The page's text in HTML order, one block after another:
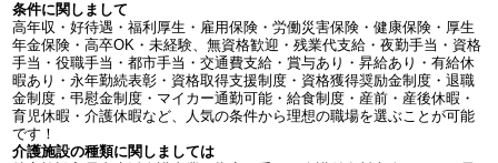
条件に関しまして
高年収・好待遇・福利厚生・雇用保険・労働災害保険・健康保険・厚生
年金保険・高卒OK・未経験、無資格歓迎・残業代支給・夜勤手当・資格
手当・役職手当・都市手当・交通費支給・賞与あり・昇給あり・有給休
暇あり・永年勤続表彰・資格取得支援制度・資格獲得奨励金制度・退職
金制度・弔慰金制度・マイカー通勤可能・給食制度・産前・産後休暇・
育児休暇・介護休暇など、人気の条件から理想の職場を選ぶことが可能
です！
介護施設の種類に関しましては